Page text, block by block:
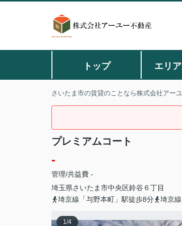
トップ エリ
さいたま市の賃貸のことなら株式会社アー
プレミアムコート
-
管理/共益費 -
埼玉県さいたま市中央区鈴谷 ６丁目
埼京線「与野本町」駅徒歩8分
埼京
1/4